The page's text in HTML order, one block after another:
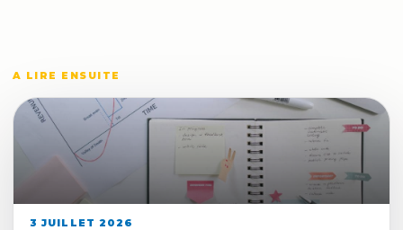
A LIRE ENSUITE
3 JUILLET 2026